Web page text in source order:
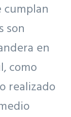
cumplan
son
en
como
realizado